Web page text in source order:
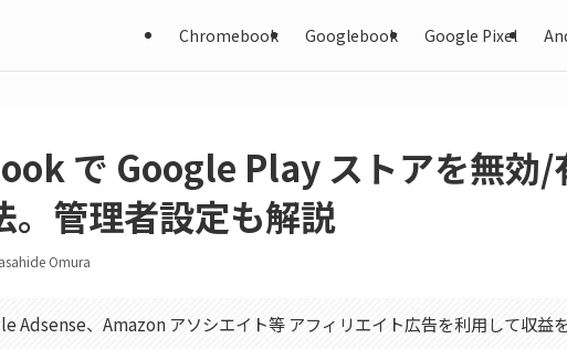
Chromebook Googlebook Google Pixel
で Google Play ストアを無効/
。管理者設定も解説
Omura
Adsense、Amazon アソシエイト等 アフィリエイト広告を利用して収益